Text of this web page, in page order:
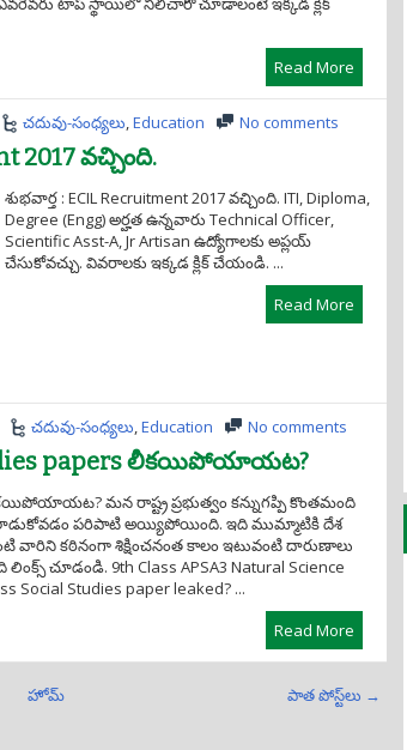
Read More
చదువు-సంధ్యలు Education No comments
2017 వచ్చింది.
శుభవార్త : ECIL Recruitment 2017 వచ్చింది. ITI, Diploma,
Degree (Engg) అర్హత ఉన్నవారు Technical Officer,
Scientific Asst-A, Jr Artisan ఉద్యోగాలకు అప్లయ్
చేసుకోవచ్చు. వివరాలకు ఇక్కడ క్లిక్ చేయండి. ...
Read More
చదువు-సంధ్యలు Education No comments
papers లీకయిపోయాయట?
మన రాష్ట్ర ప్రభుత్వం కన్నుగప్పి కొంతమంది
పరిపాటి అయ్యిపోయింది. ఇది ముమ్మాటికి దేశ
వారిని కఠినంగా శిక్షించనంత కాలం ఇటువంటి దారుణాలు
చూడండి. 9th Class APSA3 Natural Science
Social Studies paper leaked? ...
Read More
పాత పోస్ట్‌లు →
హోమ్